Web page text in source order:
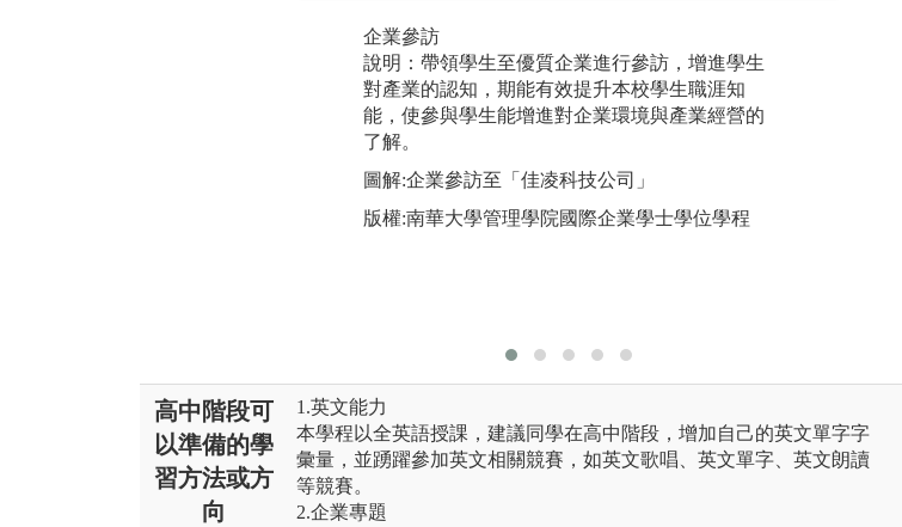
企業參訪
說明：帶領學生至優質企業進行參訪，增進學生
對產業的認知，期能有效提升本校學生職涯知
能，使參與學生能增進對企業環境與產業經營的
了解。
圖解:企業參訪至「佳凌科技公司」
版權:南華大學管理學院國際企業學士學位學程
高中階段可
以準備的學
習方法或方
向
1.英文能力
本學程以全英語授課，建議同學在高中階段，增加自己的英文單字字
彙量，並踴躍參加英文相關競賽，如英文歌唱、英文單字、英文朗讀
等競賽。
2.企業專題